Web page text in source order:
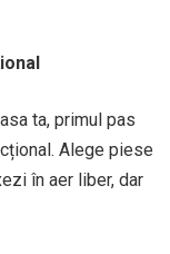
ta, primul pas
Alege piese
în aer liber, dar